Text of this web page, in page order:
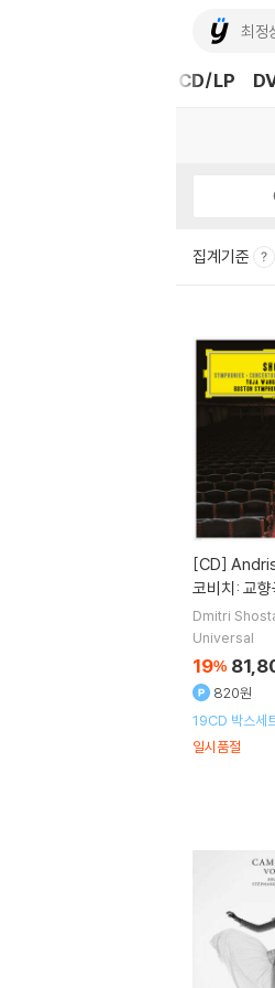
CD/LP
집계기준
[CD]
코비치: 교
akovich:
ertos,
ensk
Dmitri
ang Baiba
Universal
19%
820원
19CD 박스세
일시품절